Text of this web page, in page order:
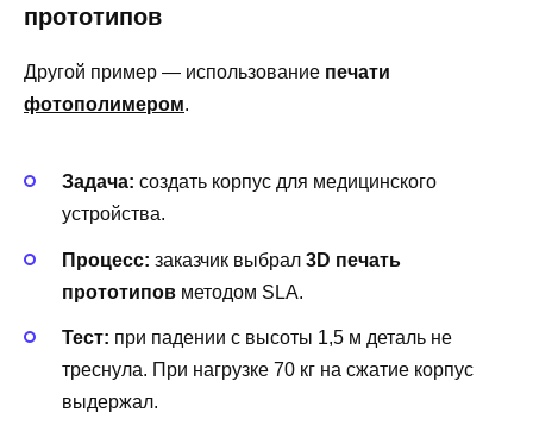
прототипов
Другой пример — использование печати
фотополимером.
Задача: создать корпус для медицинского
устройства.
Процесс: заказчик выбрал 3D печать
прототипов методом SLA.
Тест: при падении с высоты 1,5 м деталь не
треснула. При нагрузке 70 кг на сжатие корпус
выдержал.